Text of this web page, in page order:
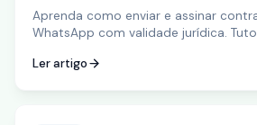
Aprenda como enviar e assinar
WhatsApp com validade jurídica.
processo.
Ler artigo